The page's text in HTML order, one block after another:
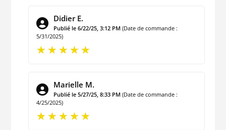
Didier E.
Publié le 6/22/25, 3:12 PM (Date de commande :
5/31/2025)
Marielle M.
Publié le 5/27/25, 8:33 PM (Date de commande :
4/25/2025)